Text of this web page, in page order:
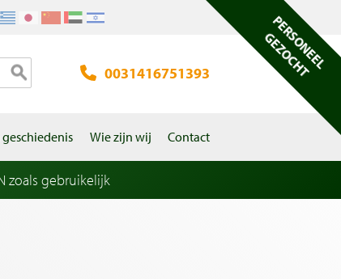
0031416751393
Wie zijn wij Contact
zoals gebruikelijk
PERSONEEL
GEZOCHT